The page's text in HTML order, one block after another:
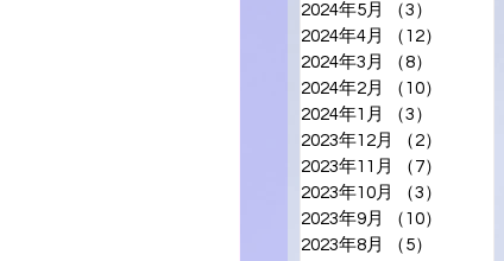
2024年5月
（3）
2024年4月
（12）
2024年3月
（8）
2024年2月
（10）
2024年1月
（3）
2023年12月
（2）
2023年11月
（7）
2023年10月
（3）
2023年9月
（10）
2023年8月
（5）